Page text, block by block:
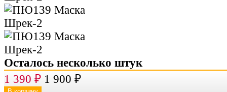
Осталось несколько штук
1 390 ₽ 1 900 ₽